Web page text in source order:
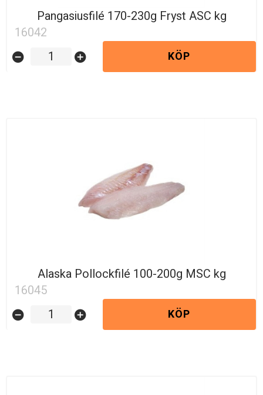
Pangasiusfilé 170-230g Fryst ASC kg
16042
remove_circle add_circle KÖP
Alaska Pollockfilé 100-200g MSC kg
16045
remove_circle add_circle KÖP